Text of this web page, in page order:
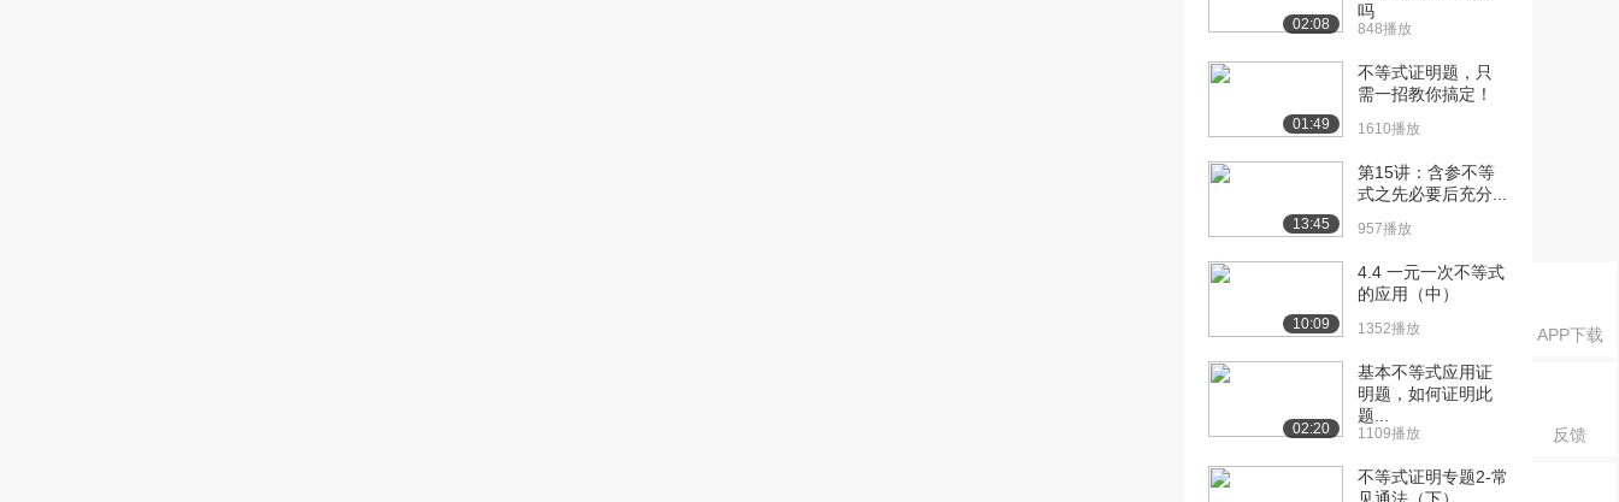
APP下载
反馈
华】5集合相等的证...
[17] 【集合】【考点精
华】5集合相等的证...
2068播放
[18] 【集合】【考点精
华】6集合的交并补...
1958播放
[19] 【集合】【考点精
2088播放
[20] 【集合】【考点精
2297播放
02:08
吗
848播放
01:49
不等式证明题，只
需一招教你搞定！
1610播放
13:45
第15讲：含参不等
式之先必要后充分...
957播放
10:09
4.4 一元一次不等式
的应用（中）
1352播放
02:20
基本不等式应用证
明题，如何证明此
题...
1109播放
不等式证明专题2-常